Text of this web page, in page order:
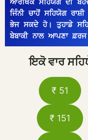
ਆਰਥਿਕ ਸਹਿਯੋਗ ਦੀ
ਜਿੰਨੀ ਚਾਹੋਂ ਸਹਿਯੋਗ
ਭੇਜ ਸਕਦੇ ਹੋ। ਤੁਹਾਡੇ
ਬੇਬਾਕੀ ਨਾਲ ਆਪਣਾ
ਇਕੋ ਵਾਰ
₹ 51
₹ 151